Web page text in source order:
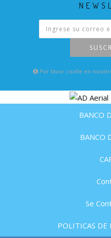
Por favor confie en
BANCO
BANCO
Se
POLITICAS DE